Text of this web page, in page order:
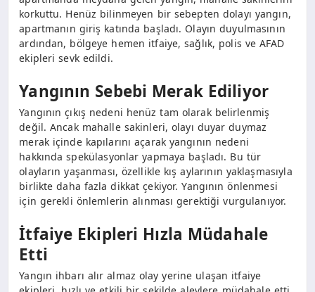
korkuttu. Henüz bilinmeyen bir sebepten dolayı yangın,
apartmanın giriş katında başladı. Olayın duyulmasının
ardından, bölgeye hemen itfaiye, sağlık, polis ve AFAD
ekipleri sevk edildi.
Yangının Sebebi Merak Ediliyor
Yangının çıkış nedeni henüz tam olarak belirlenmiş
değil. Ancak mahalle sakinleri, olayı duyar duymaz
merak içinde kapılarını açarak yangının nedeni
hakkında spekülasyonlar yapmaya başladı. Bu tür
olayların yaşanması, özellikle kış aylarının yaklaşmasıyla
birlikte daha fazla dikkat çekiyor. Yangının önlenmesi
için gerekli önlemlerin alınması gerektiği vurgulanıyor.
İtfaiye Ekipleri Hızla Müdahale
Etti
Yangın ihbarı alır almaz olay yerine ulaşan itfaiye